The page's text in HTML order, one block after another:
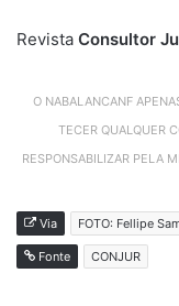
Revista Consultor
O NABALANCANF
TECER QUALQUER
RESPONSABILIZAR PELA
Via FOTO: Fellipe
Fonte CONJUR